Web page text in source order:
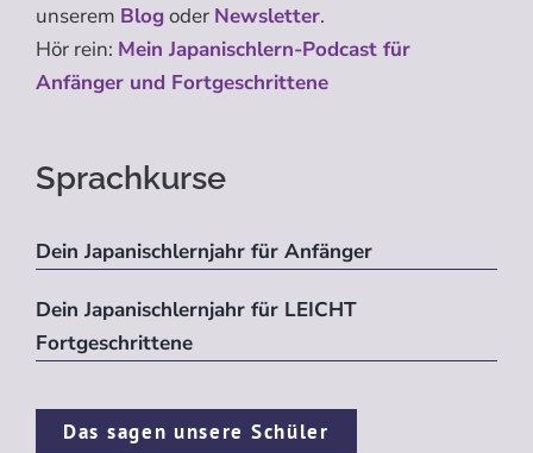
unserem Blogoder Newsletter.
Hör rein: Mein Japanischlern-Podcast für
Anfänger und Fortgeschrittene
Sprachkurse
Dein Japanischlernjahr für Anfänger
Dein Japanischlernjahr für LEICHT
Fortgeschrittene
Das sagen unsere Schüler